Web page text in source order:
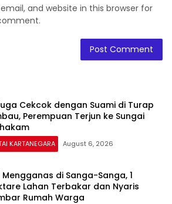
and website in this browser for
Cekcok dengan Suami di Turap
Perempuan Terjun ke Sungai
KARTANEGARA August 6, 2026
Mengganas di Sanga-Sanga, 1
Lahan Terbakar dan Nyaris
Rumah Warga